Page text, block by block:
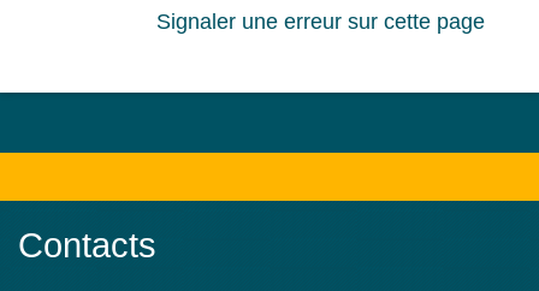
Signaler une erreur sur cette page
Contacts